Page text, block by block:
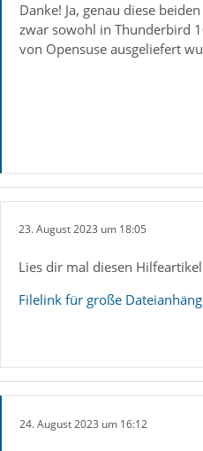
Danke! Ja, genau diese
zwar sowohl in Thunderbird
von Opensuse ausgeliefert
23. August 2023 um 18:05
Lies dir mal diesen
Filelink für große
24. August 2023 um 16:12